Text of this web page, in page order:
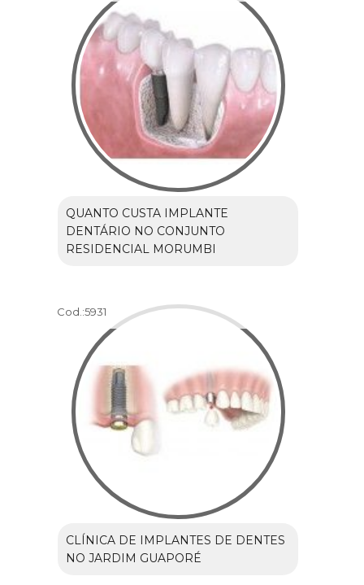
QUANTO CUSTA IMPLANTE
DENTÁRIO NO CONJUNTO
RESIDENCIAL MORUMBI
Cod.:5931
CLÍNICA DE IMPLANTES DE DENTES
NO JARDIM GUAPORÉ